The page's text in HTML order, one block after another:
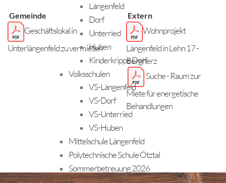
Längenfeld
Dorf
Unterried
Huben
Kinderkrippe Dorf
Volksschulen
VS-Längenfeld
VS-Dorf
VS-Unterried
VS-Huben
Mittelschule Längenfeld
Polytechnische Schule Ötztal
Sommerbetreuung 2026
Gemeinde Extern
Geschäftslokal in
Unterlängenfeld zu vermieten
Wohnprojekt
Längenfeld in Lehn 17 -
Bergherz
Suche - Raum zur
Miete für energetische
Behandlungen